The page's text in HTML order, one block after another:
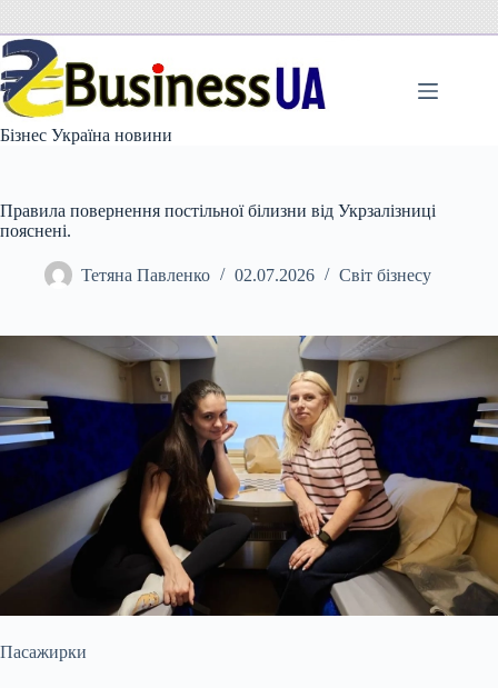
вмісту
Бізнес Україна новини
Правила повернення постільної білизни від Укрзалізниці
пояснені.
Тетяна Павленко 02.07.2026 Світ бізнесу
Пасажирки